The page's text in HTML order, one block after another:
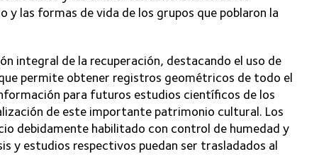
y las formas de vida de los grupos que poblaron la
integral de la recuperación, destacando el uso de
permite obtener registros geométricos de todo el
para futuros estudios científicos de los
de este importante patrimonio cultural. Los
debidamente habilitado con control de humedad y
y estudios respectivos puedan ser trasladados al